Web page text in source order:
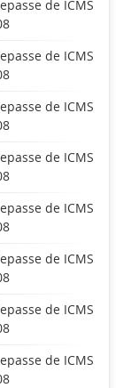
de ICMS
de ICMS
de ICMS
de ICMS
de ICMS
de ICMS
de ICMS
de ICMS